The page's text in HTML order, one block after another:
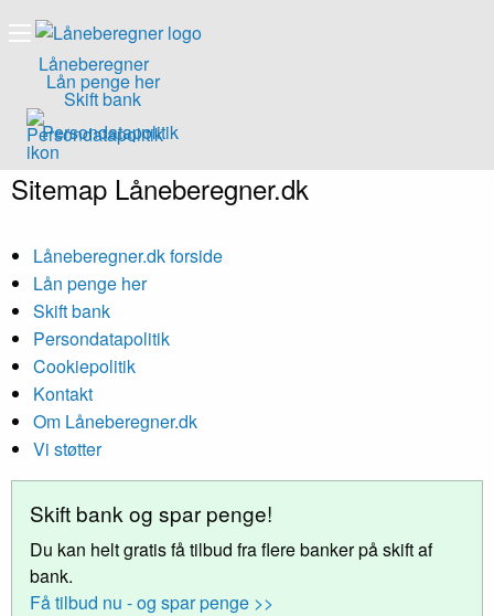
Låneberegner
Lån penge her
Skift bank
Persondatapolitik
Sitemap Låneberegner.dk
Låneberegner.dk forside
Lån penge her
Skift bank
Persondatapolitik
Cookiepolitik
Kontakt
Om Låneberegner.dk
Vi støtter
Skift bank og spar penge!
Du kan helt gratis få tilbud fra flere banker på skift af
bank.
Få tilbud nu - og spar penge >>